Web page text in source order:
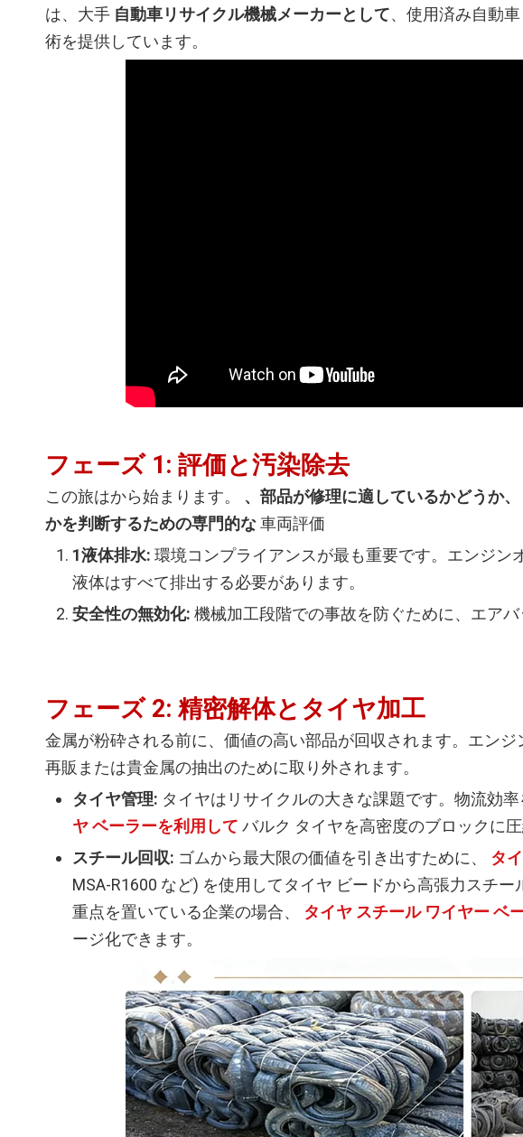
は、大手 自動車リサイクル機械メーカーとして、使用済み自動
術を提供しています。
フェーズ 1: 評価と汚染除去
この旅はから始まります。 、部品が修理に適しているかどうか
かを判断するための専門的な車両評価
1液体排水: 環境コンプライアンスが最も重要です。エンジ
液体はすべて排出する必要があります。
安全性の無効化: 機械加工段階での事故を防ぐために、エア
フェーズ 2: 精密解体とタイヤ加工
金属が粉砕される前に、価値の高い部品が回収されます。エン
再販または貴金属の抽出のために取り外されます。
タイヤ管理: タイヤはリサイクルの大きな課題です。物流効
ヤ ベーラーを利用して バルク タイヤを高密度のブロックに圧
スチール回収: ゴムから最大限の価値を引き出すために、 タ
MSA-R1600 など) を使用してタイヤ ビードから高張力スチ
重点を置いている企業の場合、 タイヤ スチール ワイヤー ベ
ージ化できます。